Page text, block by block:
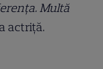
Multă
actriță.